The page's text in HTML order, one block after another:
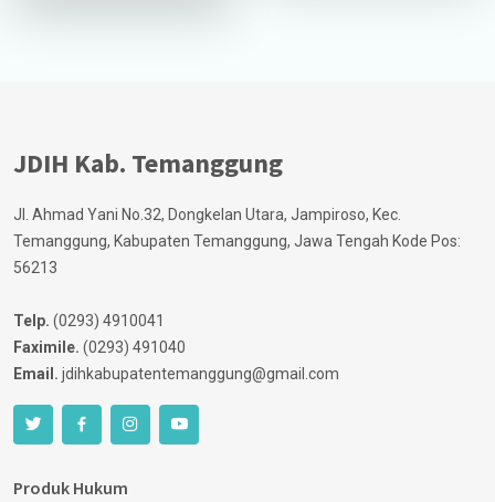
JDIH Kab. Temanggung
Jl. Ahmad Yani No.32, Dongkelan Utara, Jampiroso, Kec.
Temanggung, Kabupaten Temanggung, Jawa Tengah Kode Pos:
56213
Telp. (0293) 4910041
Faximile. (0293) 491040
Email. jdihkabupatentemanggung@gmail.com
Produk Hukum